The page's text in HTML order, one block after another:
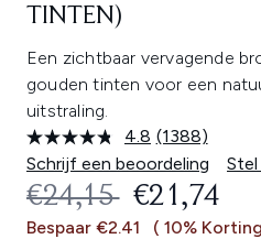
TINTEN)
Een zichtbaar vervagende
gouden tinten voor een
uitstraling.
4.8 Lees
1388
Dezelfde
paginalink.
(1388)
Schrijf een beoordeling
Stel
RECOMMENDED
€24,15 HUIDIGE
€21,74
Bespaar €2.41 ( 10%